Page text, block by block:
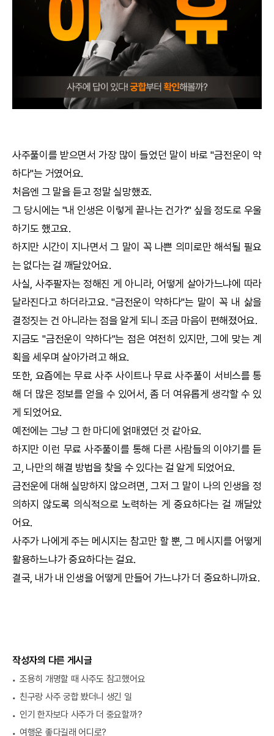
꿈해몽
문의사항
사주풀이를 받으면서 가장 많이 들었던 말이 바로 "금전운이 약
하다"는 거였어요.
처음엔 그 말을 듣고 정말 실망했죠.
그 당시에는 "내 인생은 이렇게 끝나는 건가?" 싶을 정도로 우울
하기도 했고요.
하지만 시간이 지나면서 그 말이 꼭 나쁜 의미로만 해석될 필요
는 없다는 걸 깨달았어요.
사실, 사주팔자는 정해진 게 아니라, 어떻게 살아가느냐에 따라
달라진다고 하더라고요. "금전운이 약하다"는 말이 꼭 내 삶을
결정짓는 건 아니라는 점을 알게 되니 조금 마음이 편해졌어요.
지금도 "금전운이 약하다"는 점은 여전히 있지만, 그에 맞는 계
획을 세우며 살아가려고 해요.
또한, 요즘에는 무료 사주 사이트나 무료 사주풀이 서비스를 통
해 더 많은 정보를 얻을 수 있어서, 좀 더 여유롭게 생각할 수 있
게 되었어요.
예전에는 그냥 그 한 마디에 얽매였던 것 같아요.
하지만 이런 무료 사주풀이를 통해 다른 사람들의 이야기를 듣
고, 나만의 해결 방법을 찾을 수 있다는 걸 알게 되었어요.
금전운에 대해 실망하지 않으려면, 그저 그 말이 나의 인생을 정
의하지 않도록 의식적으로 노력하는 게 중요하다는 걸 깨달았
어요.
사주가 나에게 주는 메시지는 참고만 할 뿐, 그 메시지를 어떻게
활용하느냐가 중요하다는 걸요.
결국, 내가 내 인생을 어떻게 만들어 가느냐가 더 중요하니까요.
작성자의 다른 게시글
조용히 개명할 때 사주도 참고했어요
친구랑 사주 궁합 봤더니 생긴 일
인기 한자보다 사주가 더 중요할까?
여행운 좋다길래 어디로?